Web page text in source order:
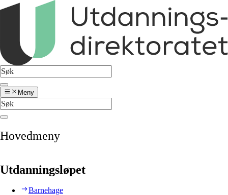
Meny
Hovedmeny
Utdanningsløpet
Barnehage